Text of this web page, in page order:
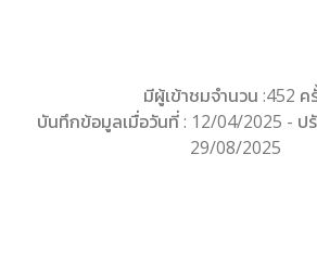
มีผู้เข้าชมจำนวน :452 ค
บันทึกข้อมูลเมื่อวันที่ : 12/04/2025 - ป
29/08/2025